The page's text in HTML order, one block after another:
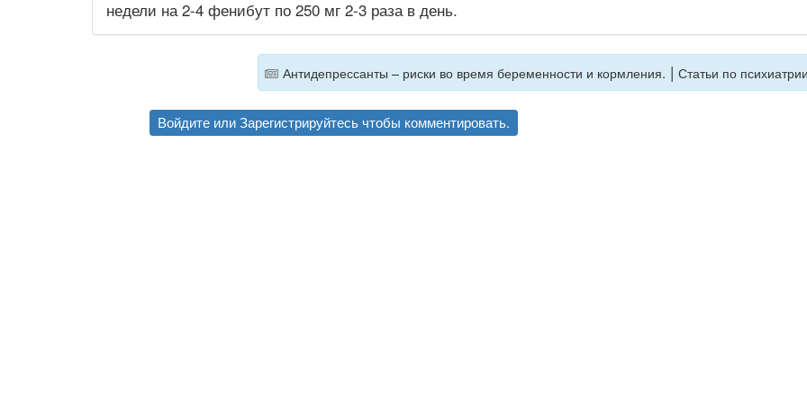
недели на 2-4 фенибут по 250 мг 2-3 раза в день.
Антидепрессанты – риски во время беременности и кормления. | Статьи по
Войдите илиЗарегистрируйтесь чтобы комментировать.